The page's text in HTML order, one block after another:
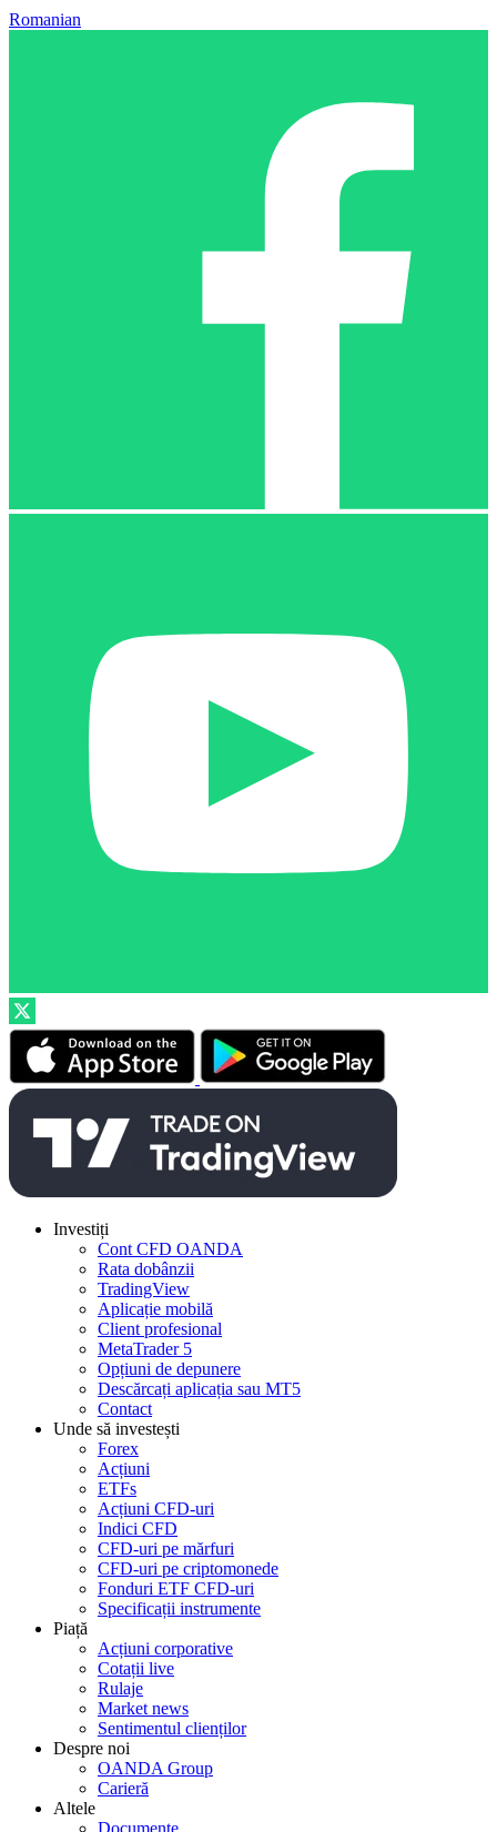
Romanian
Investiți
Cont CFD OANDA
Rata dobânzii
TradingView
Aplicație mobilă
Client profesional
MetaTrader 5
Opțiuni de depunere
Descărcați aplicația sau MT5
Contact
Unde să investești
Forex
Acțiuni
ETFs
Acțiuni CFD-uri
Indici CFD
CFD-uri pe mărfuri
CFD-uri pe criptomonede
Fonduri ETF CFD-uri
Specificații instrumente
Piață
Acțiuni corporative
Cotații live
Rulaje
Market news
Sentimentul clienților
Despre noi
OANDA Group
Carieră
Altele